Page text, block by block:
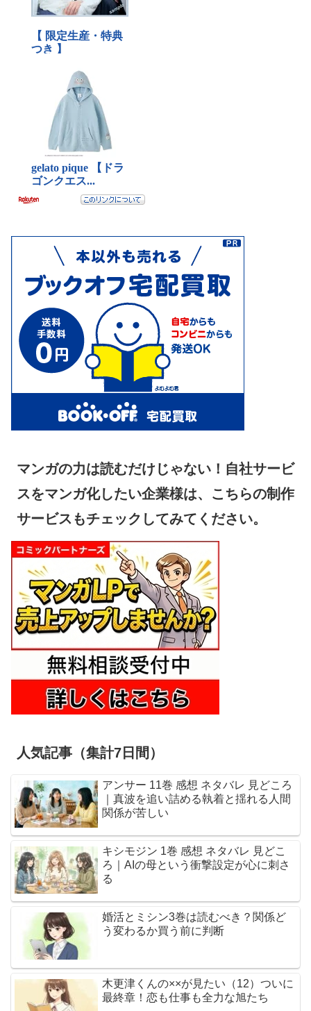
マンガの力は読むだけじゃない！自社サービ
スをマンガ化したい企業様は、こちらの制作
サービスもチェックしてみてください。
人気記事（集計7日間）
アンサー 11巻 感想 ネタバレ 見どころ
｜真波を追い詰める執着と揺れる人間
関係が苦しい
キシモジン 1巻 感想 ネタバレ 見どこ
ろ｜AIの母という衝撃設定が心に刺さ
る
婚活とミシン3巻は読むべき？関係ど
う変わるか買う前に判断
木更津くんの××が見たい（12）ついに
最終章！恋も仕事も全力な旭たち